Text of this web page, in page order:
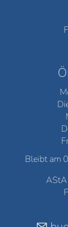
Bleibt am
AStA